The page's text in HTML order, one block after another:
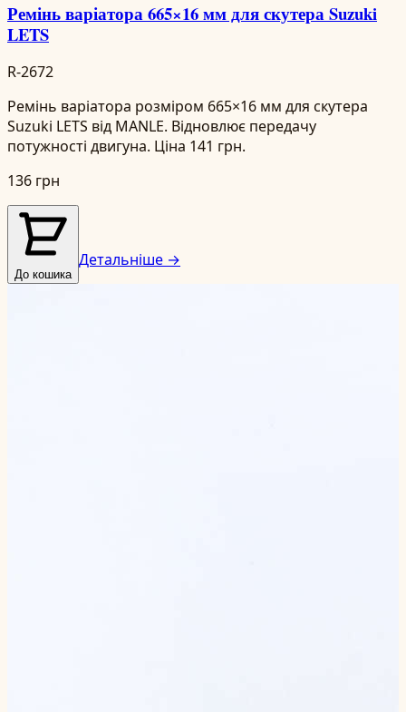
Ремінь варіатора 665×16 мм для скутера Suzuki
LETS
R-2672
Ремінь варіатора розміром 665×16 мм для скутера
Suzuki LETS від MANLE. Відновлює передачу
потужності двигуна. Ціна 141 грн.
136 грн
До кошика
Детальніше →